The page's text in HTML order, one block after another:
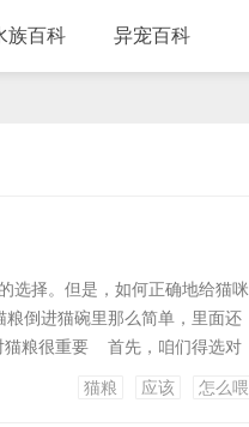
族百科 异宠百科
择。但是，如何正确地给猫咪
倒进猫碗里那么简单，里面还
猫粮很重要 首先，咱们得选对
粮方便保存，但要注意猫咪的
猫粮 应该 怎么喂